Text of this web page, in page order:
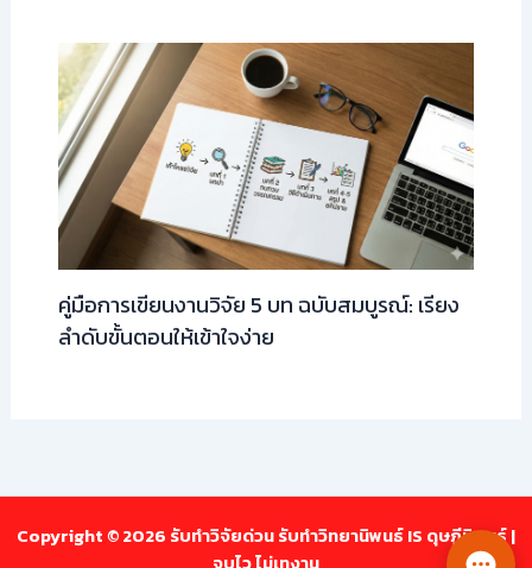
คู่มือการเขียนงานวิจัย 5 บท ฉบับสมบูรณ์: เรียง
ลำดับขั้นตอนให้เข้าใจง่าย
Copyright © 2026 รับทำวิจัยด่วน รับทำวิทยานิพนธ์ IS ดุษฎีนิพนธ์ |